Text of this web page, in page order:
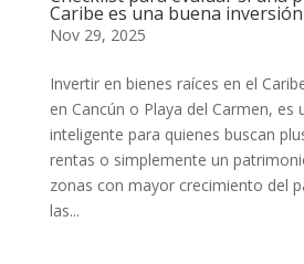
Caribe es una buena inversión
Nov 29, 2025
Invertir en bienes raíces en el
en Cancún o Playa del Carmen, es
inteligente para quienes buscan
rentas o simplemente un
zonas con mayor crecimiento del
las...